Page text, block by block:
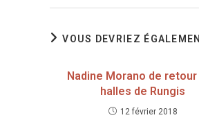
VOUS DEVRIEZ
Nadine Morano de retour
halles de Rungis
12 février 2018